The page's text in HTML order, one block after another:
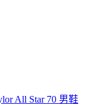
All Star 70 男鞋